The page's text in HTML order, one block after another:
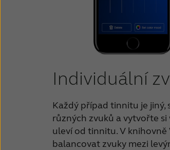
Individuální
Každý případ tinnitu je jiný,
různých zvuků a vytvořte
uleví od tinnitu. V
balancovat zvuky mezi